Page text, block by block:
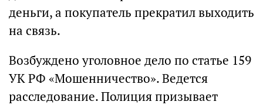
деньги, а покупатель прекратил выходить
на связь.
Возбуждено уголовное дело по статье 159
УК РФ «Мошенничество». Ведется
расследование. Полиция призывает